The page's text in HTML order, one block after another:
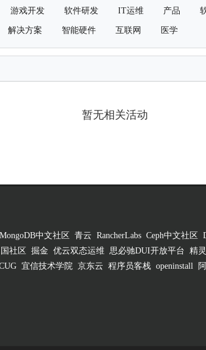
游戏开发 软件研发 IT运维 产品
解决方案 智能硬件 互联网 医学
暂无相关活动
MongoDB中文社区 青云 RancherLabs Ceph中文社区
社区 掘金 优云双态运维 思必驰DUI开放平台 精
宜信技术学院 京东云 程序员客栈 openinstall